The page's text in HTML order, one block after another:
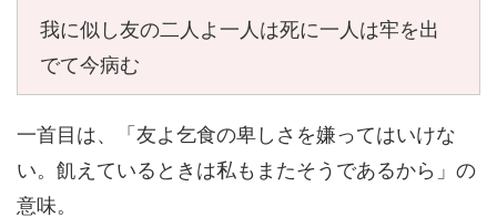
我に似し友の二人よ一人は死に一人は牢を出
でて今病む
一首目は、「友よ乞食の卑しさを嫌ってはいけな
い。飢えているときは私もまたそうであるから」の
意味。